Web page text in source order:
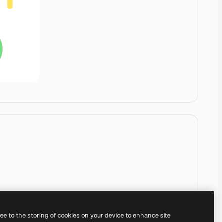
to the storing of cookies on your device to enhance site